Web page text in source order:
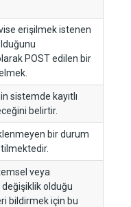
erişilmek istenen
POST edilen bir
sistemde kayıtlı
belirtir.
bir durum
veya
değişiklik olduğu
bildirmek için bu